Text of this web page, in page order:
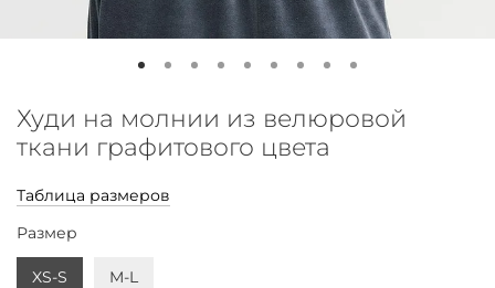
Худи на молнии из велюровой
ткани графитового цвета
Таблица размеров
Размер
XS-S M-L